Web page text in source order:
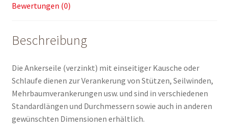
Bewertungen (0)
Beschreibung
Die Ankerseile (verzinkt) mit einseitiger Kausche oder
Schlaufe dienen zur Verankerung von Stützen, Seilwinden,
Mehrbaumverankerungen usw. und sind in verschiedenen
Standardlängen und Durchmessern sowie auch in anderen
gewünschten Dimensionen erhältlich.